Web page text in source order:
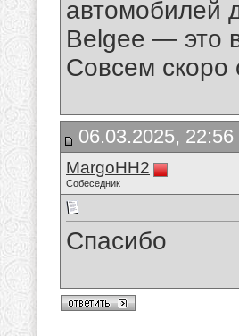
автомобилей
Belgee — это
Совсем скоро
06.03.2025, 22:56
MargoHH2
Собеседник
Спасибо